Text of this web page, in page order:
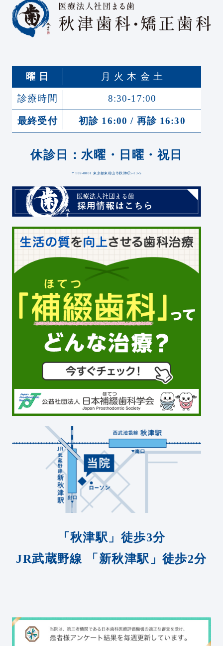
曜 日 月 火 木 金 土
診療時間 8:30-17:00
最終受付 初診 16:00 / 再診 16:30
休診日：水曜・日曜・祝日
〒189-0001 東京都東村山市秋津町5-13-5
「秋津駅」徒歩3分
JR武蔵野線
「新秋津駅」徒歩2分